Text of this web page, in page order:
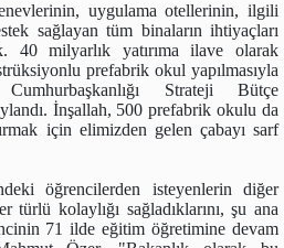
uygulama otellerinin, ilgili
sağlayan tüm binaların ihtiyaçları
40 milyarlık yatırıma ilave olarak
prefabrik okul yapılmasıyla
Strateji Bütçe
İnşallah, 500 prefabrik okulu da
için elimizden gelen çabayı sarf
öğrencilerden isteyenlerin diğer
kolaylığı sağladıklarını, şu ana
71 ilde eğitim öğretimine devam